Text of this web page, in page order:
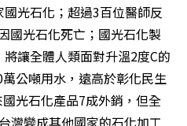
光石化；超過3百位醫師反
國光石化死亡；國光石化製
讓全體人類面對升溫2度C的
公噸用水，遠高於彰化民生
光石化產品7成外銷，但全
灣變成其他國家的石化加工